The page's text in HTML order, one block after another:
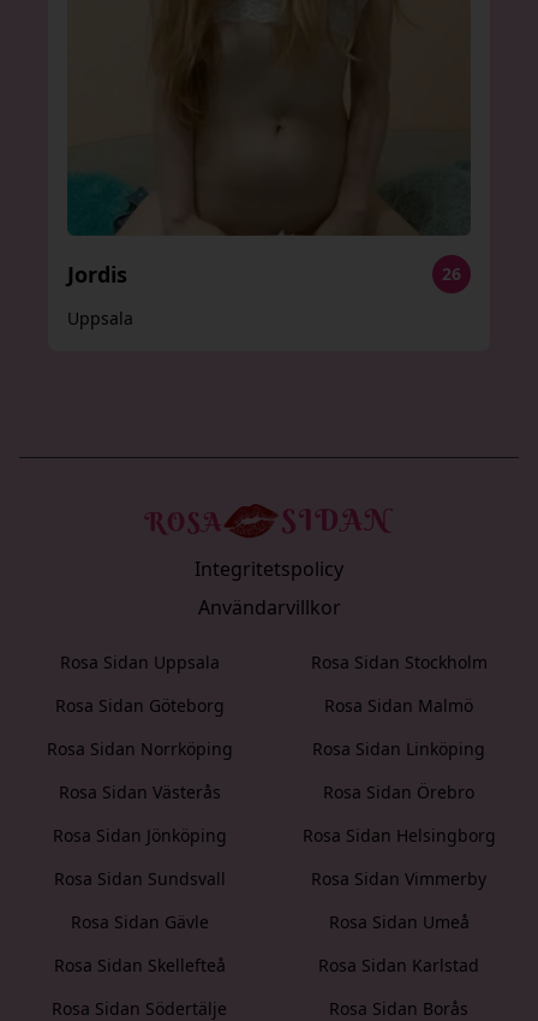
Jordis
26
Uppsala
Integritetspolicy
Användarvillkor
Rosa Sidan Uppsala
Rosa Sidan Stockholm
Rosa Sidan Göteborg
Rosa Sidan Malmö
Rosa Sidan Norrköping
Rosa Sidan Linköping
Rosa Sidan Västerås
Rosa Sidan Örebro
Rosa Sidan Jönköping
Rosa Sidan Helsingborg
Rosa Sidan Sundsvall
Rosa Sidan Vimmerby
Rosa Sidan Gävle
Rosa Sidan Umeå
Rosa Sidan Skellefteå
Rosa Sidan Karlstad
Rosa Sidan Södertälje
Rosa Sidan Borås